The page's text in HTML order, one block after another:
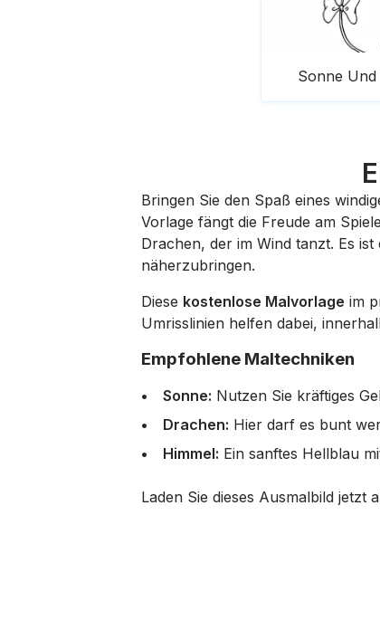
Sonne
Bringen Sie den Spaß eines
Vorlage fängt die Freude am
Drachen, der im Wind tanzt. Es
näherzubringen.
Diese kostenlose Malvorlage im
Umrisslinien helfen dabei,
Empfohlene Maltechniken
Sonne: Nutzen Sie kräftiges
Drachen: Hier darf es bunt
Himmel: Ein sanftes Hellblau
Laden Sie dieses Ausmalbild jetzt